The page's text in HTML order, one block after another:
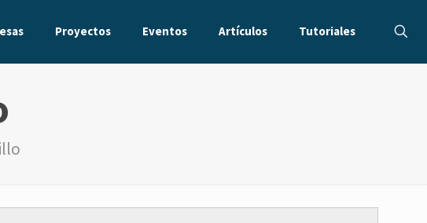
Proyectos Eventos Artículos Tutoriales